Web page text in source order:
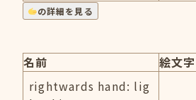
の詳細を見る
名前
絵文字
rightwards hand: lig